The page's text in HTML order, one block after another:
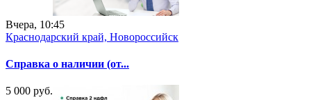
Вчера, 10:45
Краснодарский край, Новороссийск
Справка о наличии (от...
5 000 руб.